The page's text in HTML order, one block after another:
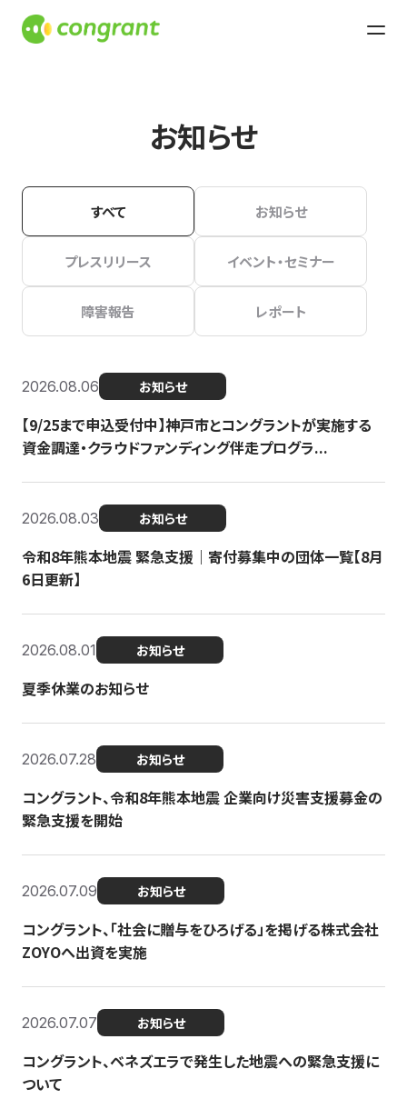
お知らせ
すべて お知らせ
プレスリリース イベント・セミナー
障害報告 レポート
2026.08.06 お知らせ
【9/25まで申込受付中】神戸市とコングラントが実施する
資金調達・クラウドファンディング伴走プログラ...
2026.08.03 お知らせ
令和8年熊本地震 緊急支援｜寄付募集中の団体一覧【8月
6日更新】
2026.08.01 お知らせ
夏季休業のお知らせ
2026.07.28 お知らせ
コングラント、令和8年熊本地震 企業向け災害支援募金の
緊急支援を開始
2026.07.09 お知らせ
コングラント、「社会に贈与をひろげる」を掲げる株式会社
ZOYOへ出資を実施
2026.07.07 お知らせ
コングラント、ベネズエラで発生した地震への緊急支援に
ついて